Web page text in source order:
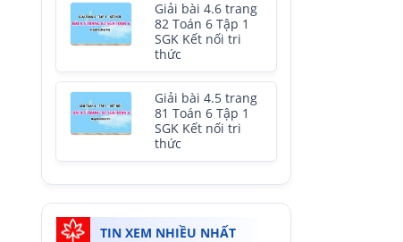
Giải bài 4.6 trang
82 Toán 6 Tập 1
SGK Kết nối tri
thức
Giải bài 4.5 trang
81 Toán 6 Tập 1
SGK Kết nối tri
thức
TIN XEM NHIỀU NHẤT